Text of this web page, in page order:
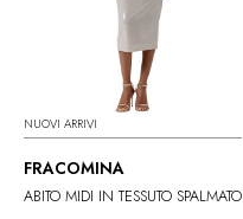
NUOVI ARRIVI
FRACOMINA
ABITO MIDI IN TESSUTO SPALMATO